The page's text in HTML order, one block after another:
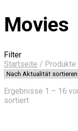
Movies
Filter
Startseite / Produkte
Ergebnisse 1 – 16
sortiert